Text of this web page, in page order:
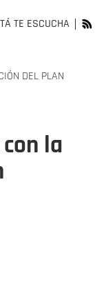
TE ESCUCHA
DEL PLAN
la